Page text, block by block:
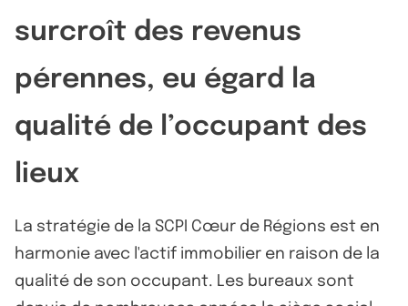
surcroît des revenus
pérennes, eu égard la
qualité de l’occupant des
lieux
La stratégie de la SCPI Cœur de Régions est en
harmonie avec l'actif immobilier en raison de la
qualité de son occupant. Les bureaux sont